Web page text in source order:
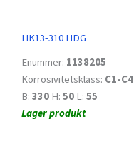
HK13-310 HDG
Enummer: 1138205
Korrosivitetsklass: C1-C4
B: 330 H: 50 L: 55
Lager produkt